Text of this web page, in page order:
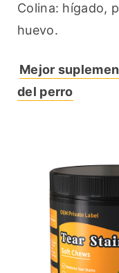
Colina: hígado,
huevo.
Mejor
del perro